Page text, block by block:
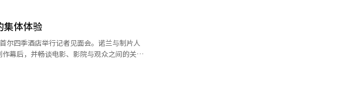
长的场景。 对此，粉丝们提出
了最多支持。 第二种是与内德的
魔法的血统”，而奇异博士都难以处理的魔
体验课程。学生们可以提前体验大学课程和
提前接触未来的优秀学生，城市可以提升国
集体体验
尔四季酒店举行记者见面会。诺兰与制片人
幕后，并畅谈电影、影院与观众之间的关